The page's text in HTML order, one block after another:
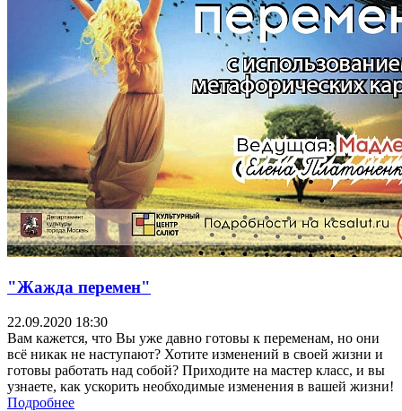
"Жажда перемен"
22.09.2020 18:30
Вам кажется, что Вы уже давно готовы к переменам, но они
всё никак не наступают? Хотите изменений в своей жизни и
готовы работать над собой? Приходите на мастер класс, и вы
узнаете, как ускорить необходимые изменения в вашей жизни!
Подробнее